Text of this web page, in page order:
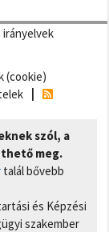
irányelvek
(cookie)
szól, a
meg.
talál bővebb
és Képzési
szakember